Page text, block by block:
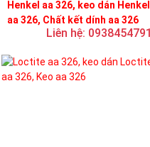
Henkel aa 326, keo dán Henkel
aa 326, Chất kết dính aa 326
Liên hệ: 0938454791